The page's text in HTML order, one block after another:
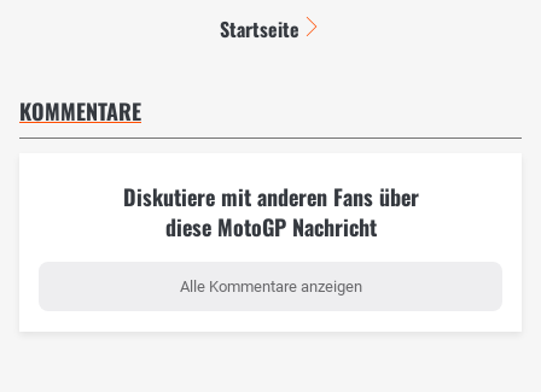
Startseite
KOMMENTARE
Diskutiere mit anderen Fans über
diese MotoGP Nachricht
Alle Kommentare anzeigen